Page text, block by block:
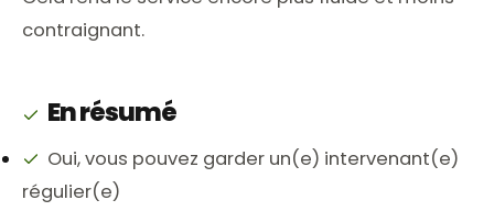
contraignant.
En résumé
Oui, vous pouvez garder un(e) intervenant(e)
régulier(e)